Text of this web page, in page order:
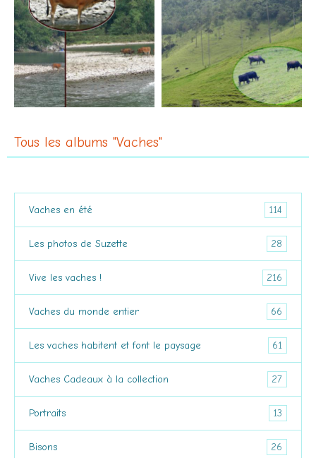
Tous les albums "Vaches"
Vaches en été 114
Les photos de Suzette 28
Vive les vaches ! 216
Vaches du monde entier 66
Les vaches habitent et font le paysage 61
Vaches Cadeaux à la collection 27
Portraits 13
Bisons 26